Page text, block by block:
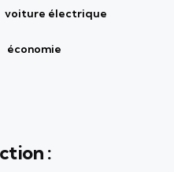
voiture électrique
économie
: